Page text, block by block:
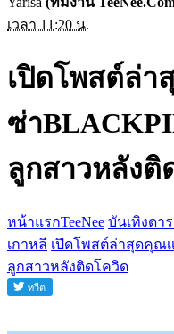
เวลา 11:20 น.
เปิดโพสต์ล่า
ซ่า
ลูกสาวหลังติ
หน้าแรกTeeNee บันเทิงดา
เกาหลี เปิดโพสต์ล่าสุดคุณเ
ลูกสาวหลังติดโควิด